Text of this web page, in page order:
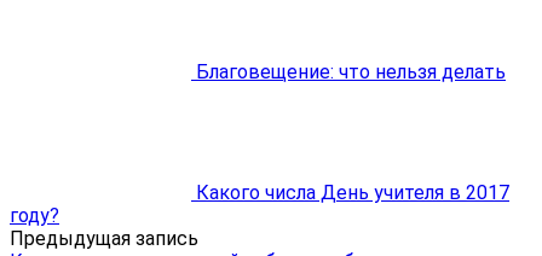
Благовещение: что нельзя делать
Какого числа День учителя в 2017
году?
Предыдущая запись